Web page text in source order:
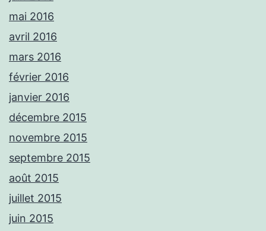
mai 2016
avril 2016
mars 2016
février 2016
janvier 2016
décembre 2015
novembre 2015
septembre 2015
août 2015
juillet 2015
juin 2015